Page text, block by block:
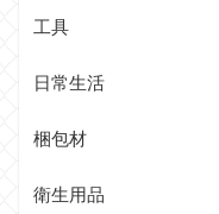
工具
日常生活
梱包材
衛生用品